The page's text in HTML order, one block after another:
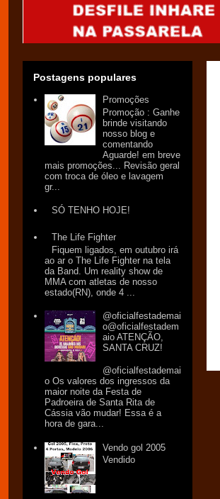
Postagens populares
Promoções
Promoção : Ganhe
brinde visitando
nosso blog e
comentando
Aguarde! em breve
mais promoções... Revisão geral
com troca de óleo e lavagem
gr...
SÓ TENHO HOJE!
The Life Fighter
Fiquem ligados, em outubro irá
ao ar o The Life Fighter na tela
da Band. Um reality show de
MMA com atletas de nosso
estado(RN), onde 4 ...
@oficialfestademai
o@oficialfestadem
aio ATENÇÃO,
SANTA CRUZ!
@oficialfestademai
o Os valores dos ingressos da
maior noite da Festa de
Padroeira de Santa Rita de
Cássia vão mudar! Essa é a
hora de gara...
Vendo gol 2005
Vendido